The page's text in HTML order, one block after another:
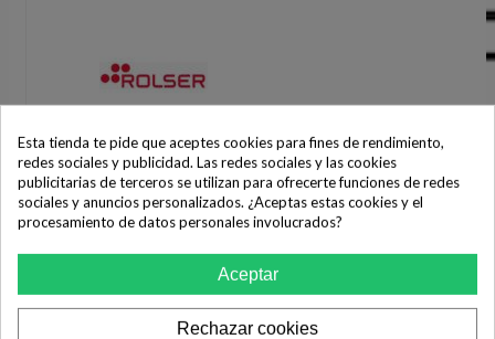
Taburete Rolser M/11 UNE Antracita
51,00 €
COMPRAR
Esta tienda te pide que aceptes cookies para fines de rendimiento,
redes sociales y publicidad. Las redes sociales y las cookies
publicitarias de terceros se utilizan para ofrecerte funciones de redes
sociales y anuncios personalizados. ¿Aceptas estas cookies y el
procesamiento de datos personales involucrados?
Aceptar
Rechazar cookies